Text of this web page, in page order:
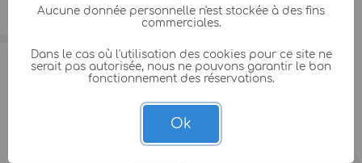
Aucune donnée personnelle n'est stockée à des fins
commerciales.
Dans le cas où l'utilisation des cookies pour ce site ne
serait pas autorisée, nous ne pouvons garantir le bon
fonctionnement des réservations.
Ok